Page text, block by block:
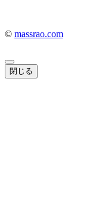
© massrao.com
閉じる